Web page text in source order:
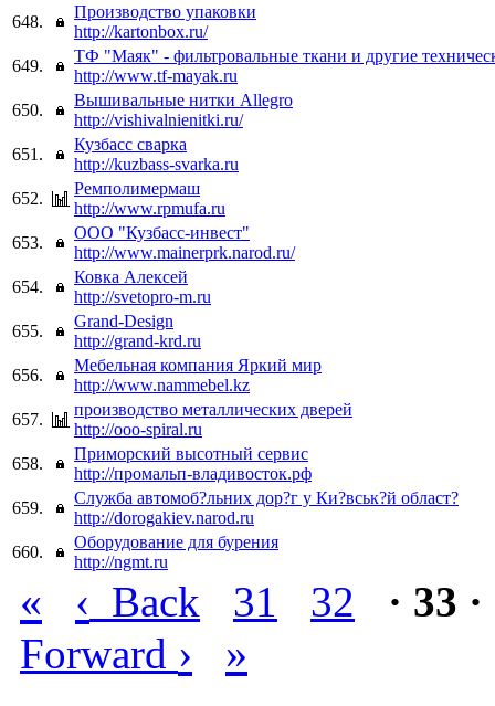
648.
Производство упаковки
http://kartonbox.ru/
649.
ТФ "Маяк" - фильтровальные ткани и другие
http://www.tf-mayak.ru
650.
Вышивальные нитки Allegro
http://vishivalnienitki.ru/
651.
Кузбасс сварка
http://kuzbass-svarka.ru
652.
Ремполимермаш
http://www.rpmufa.ru
653.
ООО "Кузбасс-инвест"
http://www.mainerprk.narod.ru/
654.
Ковка Алексей
http://svetopro-m.ru
655.
Grand-Design
http://grand-krd.ru
656.
Мебельная компания Яркий мир
http://www.nammebel.kz
657.
производство металлических дверей
http://ooo-spiral.ru
658.
Приморский высотный сервис
http://промальп-владивосток.рф
659.
Служба автомоб?льних дор?г у Ки?вськ?й област?
http://dorogakiev.narod.ru
660.
Оборудование для бурения
http://ngmt.ru
« ‹ Back 31 32
· 33 ·
Forward › »